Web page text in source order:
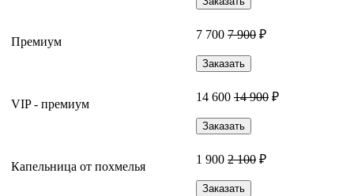
Премиум
7 700 7 900 ₽
Заказать
VIP - премиум
14 600 14 900 ₽
Заказать
Капельница от похмелья
1 900 2 100 ₽
Заказать